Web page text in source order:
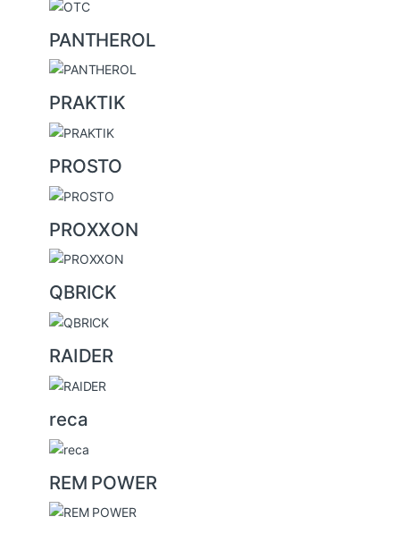
PANTHEROL
PRAKTIK
PROSTO
PROXXON
QBRICK
RAIDER
reca
REM POWER